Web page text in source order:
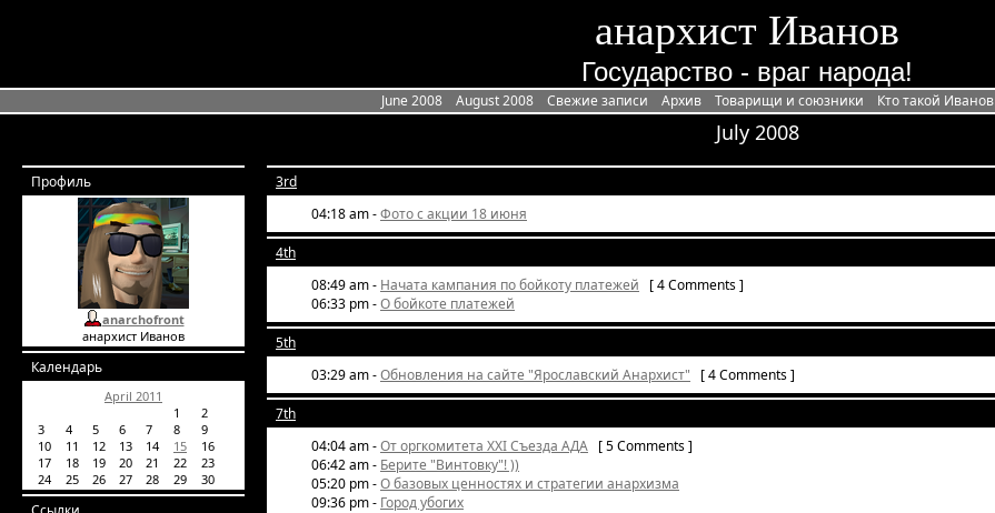
анархист Иванов
Государство - враг народа!
June 2008 August 2008 Свежие записи Архив Товарищи и союзники Кто такой Иванов
July 2008
Профиль
anarchofront
анархист Иванов
Календарь
April 2011
1
2
3
4 5 6 7 8
9
10
11 12 13 14 15
16
17
18 19 20 21 22
23
24
25 26 27 28 29 30
3rd
04:18 am -Фото с акции 18 июня
4th
08:49 am - Начата кампания по бойкоту платежей [ 4 Comments ]
06:33 pm -О бойкоте платежей
5th
03:29 am -Обновления на сайте "Ярославский Анархист" [ 4 Comments ]
7th
04:04 am -От оргкомитета XXI Съезда АДА [ 5 Comments ]
06:42 am - Берите "Винтовку"! ))
05:20 pm -О базовых ценностях и стратегии анархизма
09:36 pm - Город убогих